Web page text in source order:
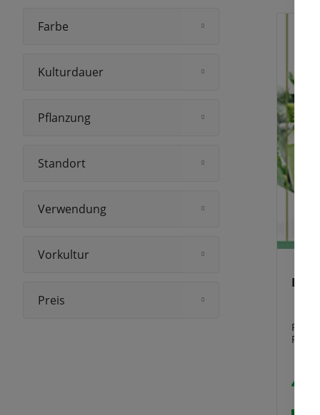
Farbe
Kulturdauer
Pflanzung
Standort
Verwendung
Vorkultur
Preis